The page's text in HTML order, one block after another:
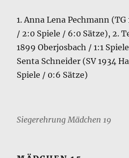
1. Anna Lena Pechmann
/ 2:0 Spiele / 6:0 Sätze), 2.
1899 Oberjosbach / 1:1
Senta Schneider (SV 1934
Spiele / 0:6 Sätze)
Siegerehrung Mädchen 19